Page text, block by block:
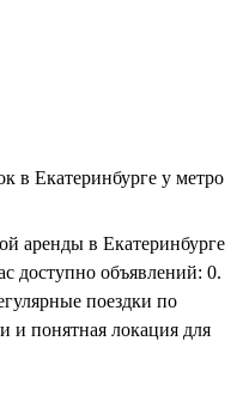
в Екатеринбурге у метро
аренды в Екатеринбурге
доступно объявлений: 0.
поездки по
и понятная локация для